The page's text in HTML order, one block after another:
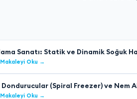
Sanatı: Statik ve Dinamik Soğuk
Oku →
(Spiral Freezer) ve Nem
Oku →